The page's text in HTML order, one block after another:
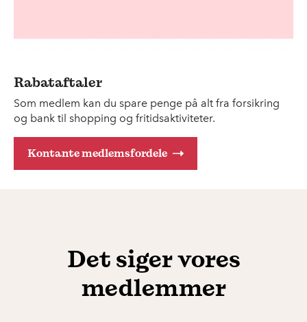
Rabataftaler
Som medlem kan du spare penge på alt fra forsikring
og bank til shopping og fritidsaktiviteter.
Kontante medlemsfordele
Det siger vores
medlemmer